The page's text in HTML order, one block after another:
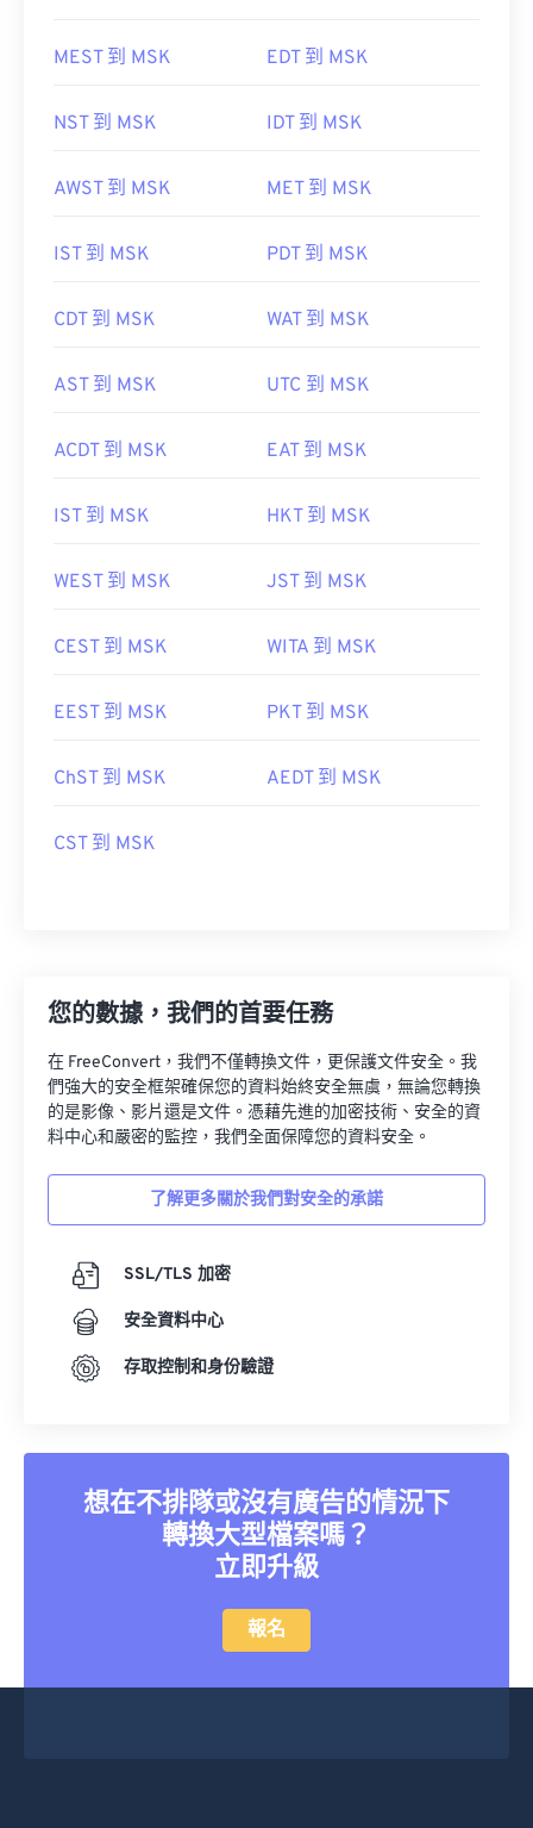
MEST 到 MSK EDT 到 MSK
NST 到 MSK IDT 到 MSK
AWST 到 MSK MET 到 MSK
IST 到 MSK PDT 到 MSK
CDT 到 MSK WAT 到 MSK
AST 到 MSK UTC 到 MSK
ACDT 到 MSK EAT 到 MSK
IST 到 MSK HKT 到 MSK
WEST 到 MSK JST 到 MSK
CEST 到 MSK WITA 到 MSK
EEST 到 MSK PKT 到 MSK
ChST 到 MSK AEDT 到 MSK
CST 到 MSK
您的數據，我們的首要任務
在 FreeConvert，我們不僅轉換文件，更保護文件安全。我
們強大的安全框架確保您的資料始終安全無虞，無論您轉換
的是影像、影片還是文件。憑藉先進的加密技術、安全的資
料中心和嚴密的監控，我們全面保障您的資料安全。
了解更多關於我們對安全的承諾
SSL/TLS 加密
安全資料中心
存取控制和身份驗證
想在不排隊或沒有廣告的情況下
轉換大型檔案嗎？
立即升級
報名